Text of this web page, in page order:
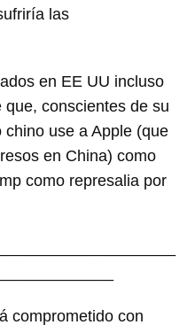
las
en EE UU incluso
conscientes de su
use a Apple (que
en China) como
como represalia por
comprometido con